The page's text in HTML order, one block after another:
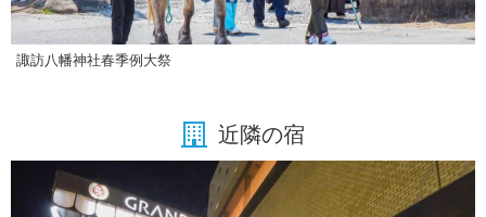
諏訪八幡神社春季例大祭
近隣の宿